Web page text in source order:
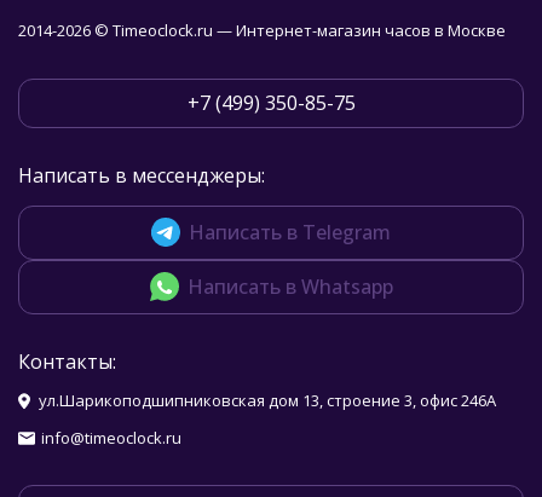
2014-2026 © Timeoclock.ru — Интернет-магазин часов в Москве
+7 (499) 350-85-75
Написать в мессенджеры:
Написать в Telegram
Написать в Whatsapp
Контакты:
ул.Шарикоподшипниковская дом 13, строение 3, офис 246А
info@timeoclock.ru